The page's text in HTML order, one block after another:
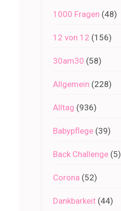
1000 Fragen (48)
12 von 12 (156)
30am30 (58)
Allgemein (228)
Alltag (936)
Babypflege (39)
Back Challenge (5)
Corona (52)
Dankbarkeit (44)